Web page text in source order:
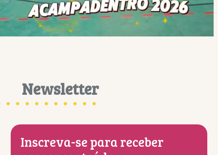
Newsletter
Inscreva-se para receber